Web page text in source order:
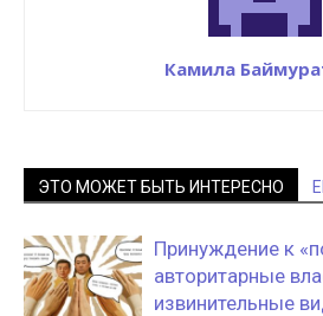
Камила
ЭТО МОЖЕТ БЫТЬ ИНТЕРЕСНО
Принуждение к
авторитарные
извинительные